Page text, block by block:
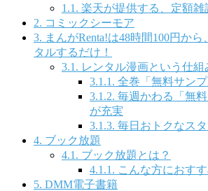
1.1. 楽天が提供する、定額雑
2. コミックシーモア
3. まんがRenta!は48時間100円か
タルするだけ！
3.1. レンタル漫画という仕組
3.1.1. 全巻「無料サンプ
3.1.2. 毎週かわる「無
が充実
3.1.3. 毎日おトクなス
4. ブック放題
4.1. ブック放題とは？
4.1.1. こんな方におすす
5. DMM電子書籍